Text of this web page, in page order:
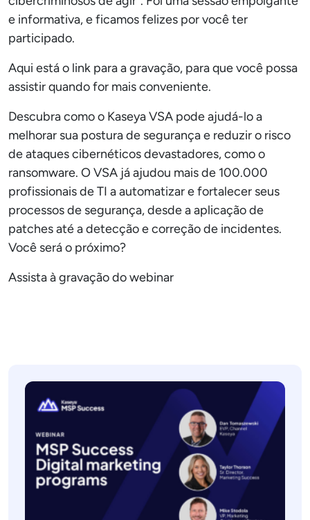
e informativa, e ficamos felizes por você ter
participado.
Aqui está o link para a gravação, para que você possa
assistir quando for mais conveniente.
Descubra como o Kaseya VSA pode ajudá-lo a
melhorar sua postura de segurança e reduzir o risco
de ataques cibernéticos devastadores, como o
ransomware. O VSA já ajudou mais de 100.000
profissionais de TI a automatizar e fortalecer seus
processos de segurança, desde a aplicação de
patches até a detecção e correção de incidentes.
Você será o próximo?
Assista à gravação do webinar